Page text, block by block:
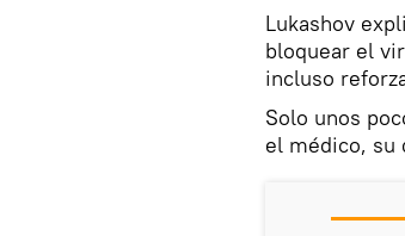
Lukashov
bloquear el
incluso
Solo unos
el médico, su